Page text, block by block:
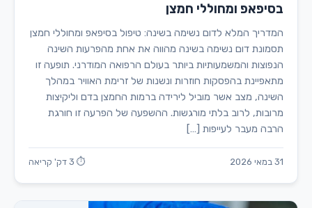
בסיפאפ ומחוללי חמצן
המדריך המלא לדום נשימה בשינה: טיפול בסיפאפ ומחוללי חמצן
תסמונת דום נשימה בשינה מהווה את אחת מהפרעות השינה
הנפוצות והמשמעותיות ביותר בעולם הרפואה המודרני. תופעה זו
מתאפיינת בהפסקות חוזרות ונשנות של זרימת האוויר במהלך
השינה, מצב אשר מוביל לירידה ברמות החמצן בדם וליקיצות
מרובות, לרוב בלתי מורגשות. ההשפעה של הפרעה זו חורגת
הרבה מעבר לעייפות […]
31 במאי 2026 ⏱ 3 דק' קריאה